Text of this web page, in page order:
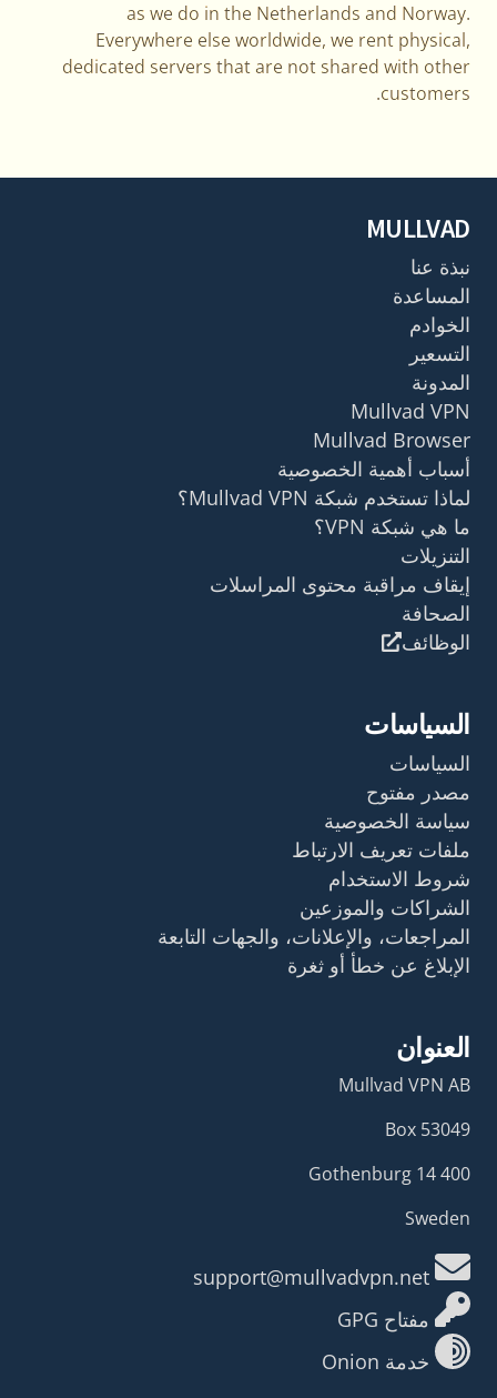
as we do in the Netherlands and Norway.
Everywhere else worldwide, we rent physical,
dedicated servers that are not shared with other
customers.
MULLVAD
نبذة عنا
المساعدة
الخوادم
التسعير
المدونة
Mullvad VPN
Mullvad Browser
أسباب أهمية الخصوصية
لماذا تستخدم شبكة Mullvad VPN؟
ما هي شبكة VPN؟
التنزيلات
إيقاف مراقبة محتوى المراسلات
الصحافة
الوظائف
السياسات
السياسات
مصدر مفتوح
سياسة الخصوصية
ملفات تعريف الارتباط
شروط الاستخدام
الشراكات والموزعين
المراجعات، والإعلانات، والجهات التابعة
الإبلاغ عن خطأ أو ثغرة
العنوان
Mullvad VPN AB
Box 53049
400 14 Gothenburg
Sweden
مفتاح GPG
خدمة Onion